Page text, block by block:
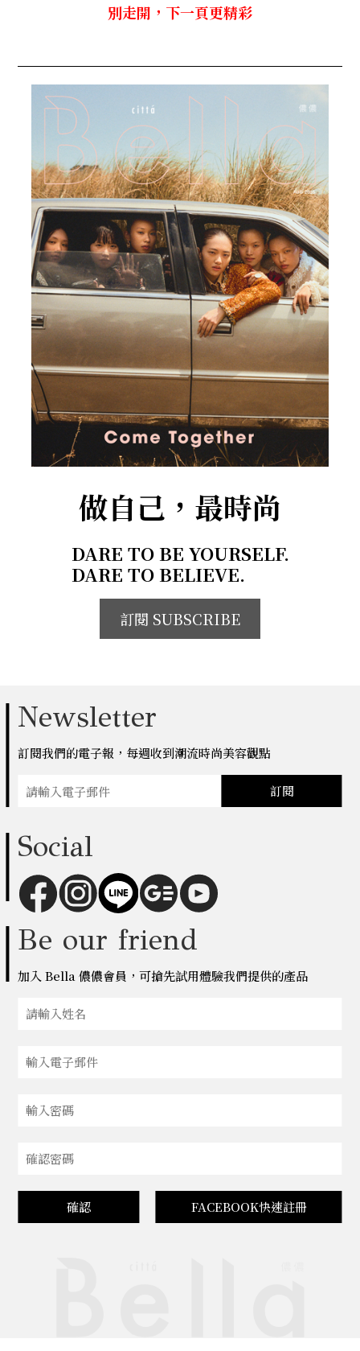
別走開，下一頁更精彩
做自己，最時尚
DARE TO BE YOURSELF.
DARE TO BELIEVE.
訂閱 SUBSCRIBE
Newsletter
訂閱我們的電子報，每週收到潮流時尚美容觀點
訂閱
Social
Be our friend
加入 Bella 儂儂會員，可搶先試用體驗我們提供的產品
確認 FACEBOOK快速註冊